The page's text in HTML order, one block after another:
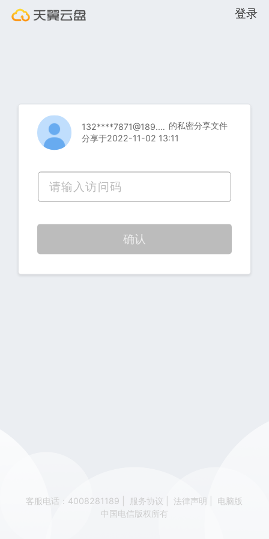
登录
132****7871@189.cn 的私密分享文件
分享于2022-11-02 13:11
确认
客服电话：4008281189 服务协议 法律声明
电脑版
中国电信版权所有